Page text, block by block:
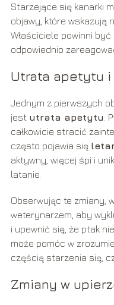
Starzejące się kanarki
objawy, które wskazują
Właściciele powinni
odpowiednio
Utrata apetytu
Jednym z pierwszych
jest utrata apetytu .
całkowicie stracić
często pojawia się
aktywny, więcej śpi i
latanie.
Obserwując te zmiany,
weterynarzem, aby
i upewnić się, że ptak
może pomóc w
częścią starzenia się,
Zmiany w